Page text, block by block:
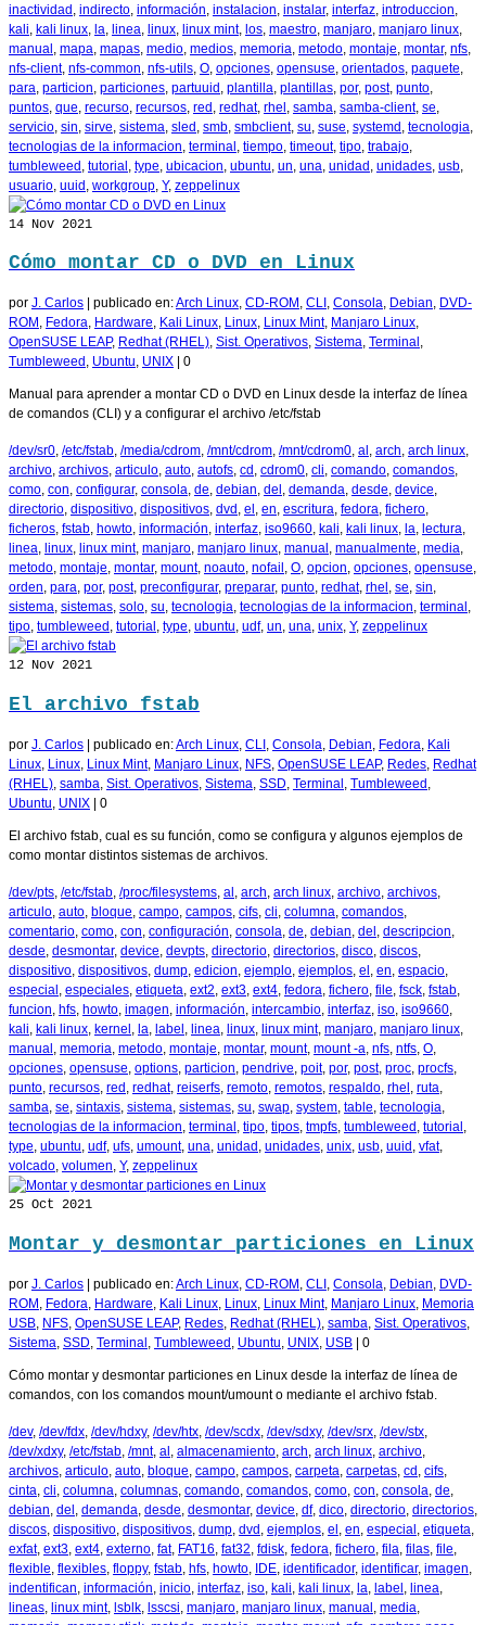
inactividad indirecto información instalacion instalar, interfaz introduccion
kali kali linux la linea linux linux mint, los maestro manjaro manjaro linux
manual mapa mapas medio medios memoria metodo montaje montar, nfs
nfs-client, nfs-common nfs-utils O opciones opensuse orientados paquete
para particion particiones partuuid plantilla plantillas por, post, punto
puntos que recurso recursos red redhat, rhel samba samba-client, se
servicio sin sirve sistema sled smb smbclient, su suse systemd tecnologia
tecnologias de la informacion terminal tiempo timeout, tipo trabajo
tumbleweed tutorial type ubicacion ubuntu un una unidad unidades usb
usuario uuid workgroup Y, zeppelinux
14 Nov 2021
Cómo montar CD o DVD en Linux
por J. Carlos publicado en:Arch Linux, CD-ROM , CLI , Consola, Debian, DVD-
ROM , Fedora, Hardware, Kali Linux, Linux, Linux Mint, Manjaro Linux,
OpenSUSE LEAP, Redhat (RHEL), Sist. Operativos, Sistema, Terminal ,
Tumbleweed , Ubuntu, UNIX 0
Manual para aprender a montar CD o DVD en Linux desde la interfaz de línea
de comandos (CLI) y a configurar el archivo /etc/fstab
/dev/sr0, /etc/fstab, /media/cdrom, /mnt/cdrom, /mnt/cdrom0, al , arch, arch linux,
archivo, archivos, articulo, auto, autofs, cd , cdrom0, cli, comando, comandos,
como, con, configurar, consola, de, debian, del , demanda, desde, device,
directorio, dispositivo, dispositivos, dvd , el , en, escritura, fedora, fichero,
ficheros, fstab, howto, información, interfaz, iso9660, kali, kali linux, la, lectura,
linea, linux, linux mint, manjaro, manjaro linux, manual , manualmente, media,
metodo, montaje, montar, mount, noauto, nofail , O, opcion, opciones, opensuse,
orden, para, por, post, preconfigurar, preparar, punto, redhat, rhel , se, sin,
sistema, sistemas, solo, su, tecnologia, tecnologias de la informacion, terminal ,
tipo, tumbleweed , tutorial , type, ubuntu, udf, un, una, unix, Y, zeppelinux
12 Nov 2021
El archivo fstab
por J. Carlos publicado en:Arch Linux, CLI , Consola, Debian, Fedora, Kali
Linux, Linux, Linux Mint, Manjaro Linux, NFS, OpenSUSE LEAP, Redes, Redhat
(RHEL), samba, Sist. Operativos, Sistema, SSD, Terminal , Tumbleweed ,
Ubuntu, UNIX 0
El archivo fstab, cual es su función, como se configura y algunos ejemplos de
como montar distintos sistemas de archivos.
/dev/pts, /etc/fstab, /proc/filesystems, al , arch, arch linux, archivo, archivos,
articulo, auto, bloque, campo, campos, cifs, cli, columna, comandos,
comentario, como, con, configuración, consola, de, debian, del , descripcion,
desde, desmontar, device, devpts, directorio, directorios, disco, discos,
dispositivo, dispositivos, dump, edicion, ejemplo, ejemplos, el , en, espacio,
especial , especiales, etiqueta, ext2, ext3, ext4, fedora, fichero, file, fsck, fstab,
funcion, hfs, howto, imagen, información, intercambio, interfaz, iso, iso9660,
kali, kali linux, kernel , la, label , linea, linux, linux mint, manjaro, manjaro linux,
manual , memoria, metodo, montaje, montar, mount, mount -a, nfs, ntfs, O,
opciones, opensuse, options, particion, pendrive, poit, por, post, proc, procfs,
punto, recursos, red , redhat, reiserfs, remoto, remotos, respaldo, rhel , ruta,
samba, se, sintaxis, sistema, sistemas, su, swap, system, table, tecnologia,
tecnologias de la informacion, terminal , tipo, tipos, tmpfs, tumbleweed , tutorial ,
type, ubuntu, udf, ufs, umount, una, unidad , unidades, unix, usb, uuid , vfat,
volcado, volumen, Y, zeppelinux
25 Oct 2021
Montar y desmontar particiones en Linux
por J. Carlos publicado en:Arch Linux, CD-ROM , CLI , Consola, Debian, DVD-
ROM , Fedora, Hardware, Kali Linux, Linux, Linux Mint, Manjaro Linux, Memoria
USB, NFS, OpenSUSE LEAP, Redes, Redhat (RHEL), samba, Sist. Operativos,
Sistema, SSD, Terminal , Tumbleweed , Ubuntu, UNIX, USB 0
Cómo montar y desmontar particiones en Linux desde la interfaz de línea de
comandos, con los comandos mount/umount o mediante el archivo fstab.
/dev, /dev/fdx, /dev/hdxy, /dev/htx, /dev/scdx, /dev/sdxy, /dev/srx, /dev/stx,
/dev/xdxy, /etc/fstab, /mnt, al , almacenamiento, arch, arch linux, archivo,
archivos, articulo, auto, bloque, campo, campos, carpeta, carpetas, cd , cifs,
cinta, cli, columna, columnas, comando, comandos, como, con, consola, de,
debian, del , demanda, desde, desmontar, device, df, dico, directorio, directorios,
discos, dispositivo, dispositivos, dump, dvd , ejemplos, el , en, especial , etiqueta,
exfat, ext3, ext4, externo, fat, FAT16, fat32, fdisk, fedora, fichero, fila, filas, file,
flexible, flexibles, floppy, fstab, hfs, howto, IDE, identificador, identificar, imagen,
indentifican, información, inicio, interfaz, iso, kali, kali linux, la, label , linea,
lineas, linux mint, lsblk, lsscsi, manjaro, manjaro linux, manual , media,